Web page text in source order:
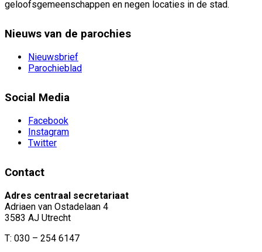
geloofsgemeenschappen en negen locaties in de stad.
Nieuws van de parochies
Nieuwsbrief
Parochieblad
Social Media
Facebook
Instagram
Twitter
Contact
Adres centraal secretariaat
Adriaen van Ostadelaan 4
3583 AJ Utrecht
T: 030 – 254 6147